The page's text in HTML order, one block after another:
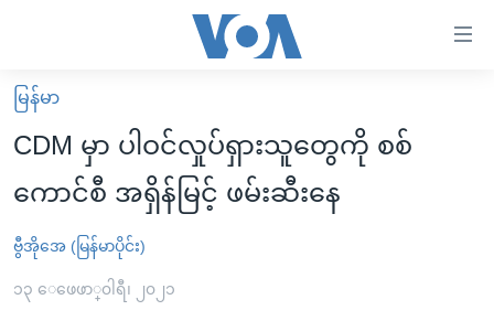
လွယ်ကူ
စေ
များ
ပင်မ
မူလစာမျက်နှာ
မြန်မာ
ကမ္ဘာ့သတင်းများ
နိုင်ငံတကာ
ဗွီဒီယို
သတင်းလွတ်လပ်ခွင့်
မြန်မာ
CDM မှာ ပါဝင်လှုပ်ရှားသူတွေကို စစ်
ကောင်စီ အရှိန်မြင့် ဖမ်းဆီးနေ
ဗွီအိုအေ (မြန်မာပိုင်း)
၁၃ ေဖေဖာ္၀ါရီ၊ ၂၀၂၁